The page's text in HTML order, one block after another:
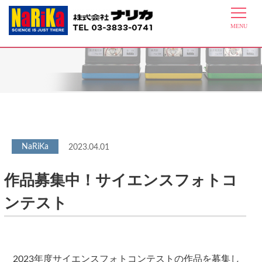
最新情報
2023.04.01
作品募集中！サイエンスフォトコ
ンテスト
2023年度サイエンスフォトコンテストの作品を募集し